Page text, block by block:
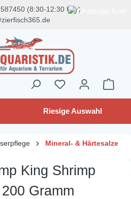
(8:30-12:30 Uhr)
Riesige Auswahl
Mineral- & Härtesalze
King Shrimp
Gramm